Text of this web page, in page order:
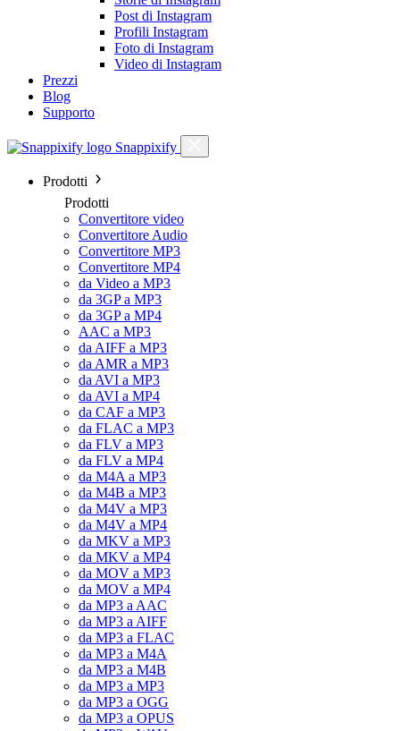
Post di Instagram
Profili Instagram
Foto di Instagram
Video di Instagram
Prezzi
Blog
Supporto
Snappixify
Prodotti
Prodotti
Convertitore video
Convertitore Audio
Convertitore MP3
Convertitore MP4
da Video a MP3
da 3GP a MP3
da 3GP a MP4
AAC a MP3
da AIFF a MP3
da AMR a MP3
da AVI a MP3
da AVI a MP4
da CAF a MP3
da FLAC a MP3
da FLV a MP3
da FLV a MP4
da M4A a MP3
da M4B a MP3
da M4V a MP3
da M4V a MP4
da MKV a MP3
da MKV a MP4
da MOV a MP3
da MOV a MP4
da MP3 a AAC
da MP3 a AIFF
da MP3 a FLAC
da MP3 a M4A
da MP3 a M4B
da MP3 a MP3
da MP3 a OGG
da MP3 a OPUS